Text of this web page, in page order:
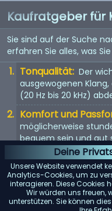
Deine
Unsere Website verwendet
Analytics-Cookies, um zu
interagieren. Diese Cookies
Wir würden uns freuen,
unterstützen. Sie können
Kaufratgeber für
Sie sind auf der Suche
erfahren Sie alles, was
Tonqualität: Der
ausgewogenen
(20 Hz bis 20 kHz)
Komfort und
möglicherweise
bequem sein und gut
Kopfhörertyp: In-
hat seine Vor- und
Ihren Vorlieben.
Mit Kabel oder